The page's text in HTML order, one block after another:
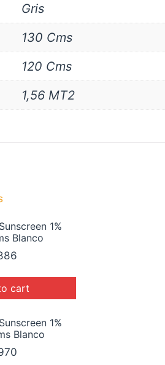
Gris
130 Cms
120 Cms
1,56 MT2
1%
Blanco
cart
1%
Blanco